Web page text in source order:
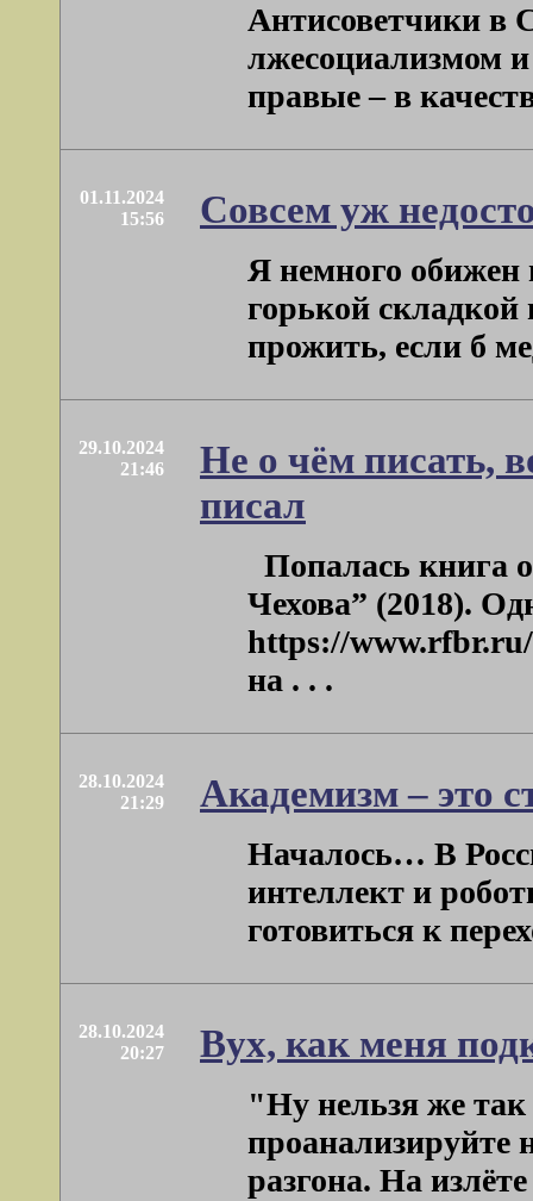
Антисоветчики в
лжесоциализмом и
правые – в
01.11.2024
15:56
Совсем уж
Я немного обижен
горькой
прожить, если б
29.10.2024
21:46
Не о чём писать,
писал
Попалась книга
Чехова” (2018).
https://
на . . .
28.10.2024
21:29
Академизм – это
Началось… В
интеллект и
готовиться к
28.10.2024
20:27
Вух, как меня
"Ну нельзя же
проанализируйте
разгона. На